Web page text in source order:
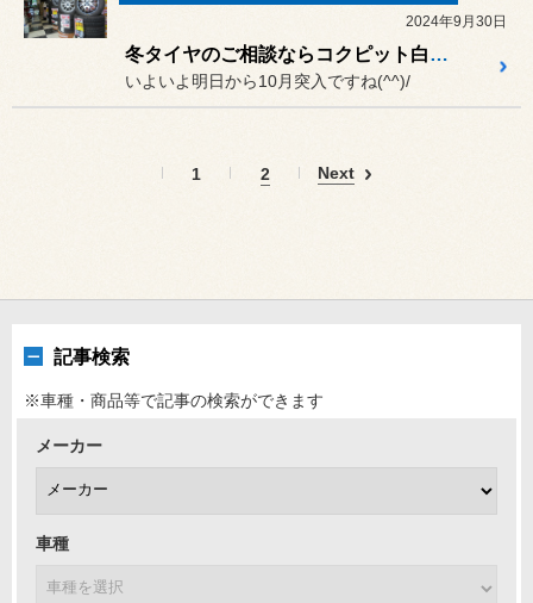
2024年9月30日
冬タイヤのご相談ならコクピット白樺へ！
いよいよ明日から10月突入ですね(^^)/
1 2 Next
記事検索
※車種・商品等で記事の検索ができます
メーカー
車種